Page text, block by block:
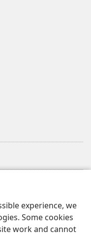
experience, we
Some cookies
work and cannot